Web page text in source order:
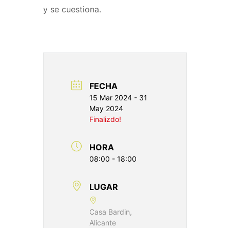
y se cuestiona.
FECHA
15 Mar 2024 - 31
May 2024
Finalizdo!
HORA
08:00 - 18:00
LUGAR
Casa Bardin,
Alicante